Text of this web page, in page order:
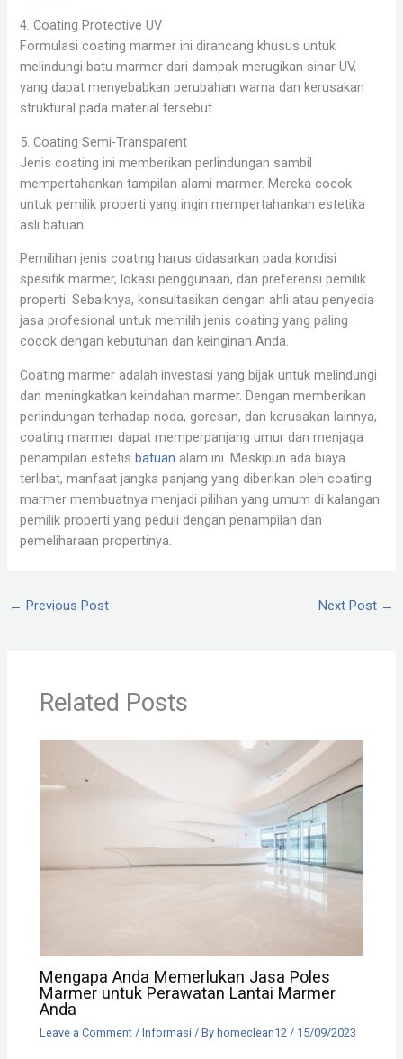
4. Coating Protective UV
Formulasi coating marmer ini dirancang khusus untuk
melindungi batu marmer dari dampak merugikan sinar UV,
yang dapat menyebabkan perubahan warna dan kerusakan
struktural pada material tersebut.
5. Coating Semi-Transparent
Jenis coating ini memberikan perlindungan sambil
mempertahankan tampilan alami marmer. Mereka cocok
untuk pemilik properti yang ingin mempertahankan estetika
asli batuan.
Pemilihan jenis coating harus didasarkan pada kondisi
spesifik marmer, lokasi penggunaan, dan preferensi pemilik
properti. Sebaiknya, konsultasikan dengan ahli atau penyedia
jasa profesional untuk memilih jenis coating yang paling
cocok dengan kebutuhan dan keinginan Anda.
Coating marmer adalah investasi yang bijak untuk melindungi
dan meningkatkan keindahan marmer. Dengan memberikan
perlindungan terhadap noda, goresan, dan kerusakan lainnya,
coating marmer dapat memperpanjang umur dan menjaga
penampilan estetisbatuan alam ini. Meskipun ada biaya
terlibat, manfaat jangka panjang yang diberikan oleh coating
marmer membuatnya menjadi pilihan yang umum di kalangan
pemilik properti yang peduli dengan penampilan dan
pemeliharaan propertinya.
← Previous Post Next Post →
Related Posts
Mengapa Anda Memerlukan Jasa Poles
Marmer untuk Perawatan Lantai Marmer
Anda
Leave a Comment /Informasi / Byhomeclean12 / 15/09/2023